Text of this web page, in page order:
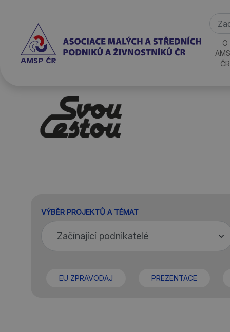
O
ČR
VÝBĚR PROJEKTŮ A TÉMAT
EU ZPRAVODAJ PREZENTACE